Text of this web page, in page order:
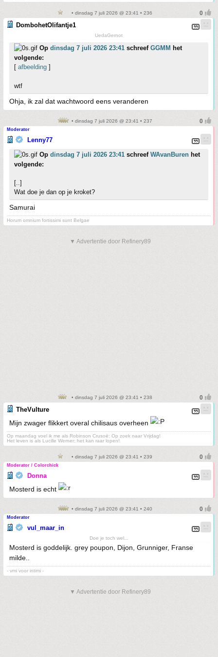
• dinsdag 7 juli 2026 @ 23:41 • 236
DombohetOlifantje1
UedaGernot
Op dinsdag 7 juli 2026 23:41 schreef GGMM het
volgende:
[ afbeelding ]
wtf
Ohja, ik zal dat wachtwoord eens veranderen
• dinsdag 7 juli 2026 @ 23:41 • 237
Moderator
Lenny77
Op dinsdag 7 juli 2026 23:41 schreef WAvanBuren het
volgende:
[..]
Wat doe je dan op je kroket?
Samurai
Horum omnium fortissimi sunt Belgae
▼ Advertentie door Refinery89
• dinsdag 7 juli 2026 @ 23:41 • 238
TheVulture
Mijn zwager flikkert overal chilisaus overheen
Op maandag voel ik me als Robinson Crusoë: Op zoek naar Vrijdag!
Het leven is als Lucille Werner: het kan raar lopen!
• dinsdag 7 juli 2026 @ 23:41 • 239
Moderator / Colorchick
Donna
Mosterd is echt
• dinsdag 7 juli 2026 @ 23:41 • 240
Moderator
vul_maar_in
Doe je toch wel...
Mosterd is goddelijk. grey poupon, Dijon, Grunniger, Franse
milde..
- vmi voor intimi -
▼ Advertentie door Refinery89